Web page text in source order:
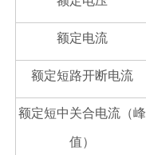
额定电流
额定短路开断电流
额定短中关合电流（峰
值）